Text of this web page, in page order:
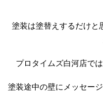
塗装は塗替えするだけと
プロタイムズ白河店で
塗装途中の壁にメッセー